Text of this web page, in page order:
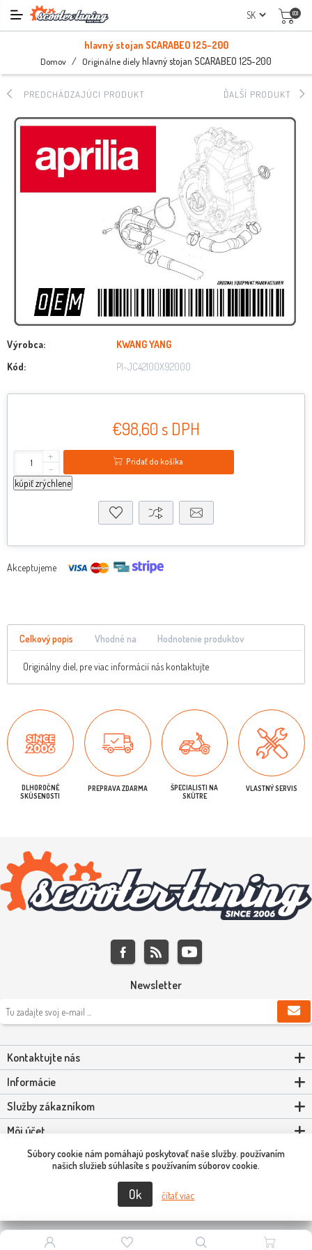
(0)
hlavný stojan SCARABEO 125-200
Domov / Originálne dielyhlavný stojan SCARABEO 125-200
PREDCHÁDZAJÚCI PRODUKT ĎALŠÍ PRODUKT
Výrobca:
KWANG YANG
Kód:
PI-JC42100X92000
€98,60 s DPH
+
-
Pridať do košíka
kúpiť zrýchlene
Akceptujeme
Celkový popis Vhodné na Hodnotenie produktov
Originálny diel, pre viac informácií nás kontaktujte
DLHOROČNÉ
SKÚSENOSTI
PREPRAVA ZDARMA
ŠPECIALISTI NA
SKÚTRE
VLASTNÝ SERVIS
Newsletter
Kontaktujte nás
Informácie
Služby zákazníkom
Môj účet
Powered bynopCommerce
Copyright © 2026 Scooter-Tuning SK. Všetky práva vyhradené.
Súbory cookie nám pomáhajú poskytovať naše služby. používaním
našich služieb súhlasíte s používaním súborov cookie.
Ok čítať viac